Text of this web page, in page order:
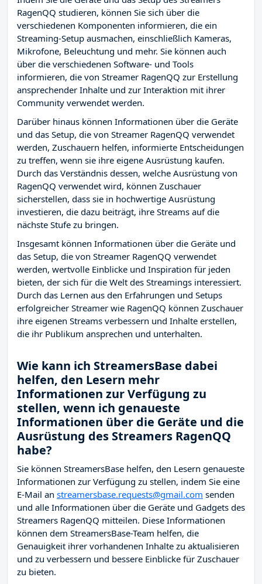
RagenQQ studieren, können Sie sich über die
verschiedenen Komponenten informieren, die ein
Streaming-Setup ausmachen, einschließlich Kameras,
Mikrofone, Beleuchtung und mehr. Sie können auch
über die verschiedenen Software- und Tools
informieren, die von Streamer RagenQQ zur Erstellung
ansprechender Inhalte und zur Interaktion mit ihrer
Community verwendet werden.
Darüber hinaus können Informationen über die Geräte
und das Setup, die von Streamer RagenQQ verwendet
werden, Zuschauern helfen, informierte Entscheidungen
zu treffen, wenn sie ihre eigene Ausrüstung kaufen.
Durch das Verständnis dessen, welche Ausrüstung von
RagenQQ verwendet wird, können Zuschauer
sicherstellen, dass sie in hochwertige Ausrüstung
investieren, die dazu beiträgt, ihre Streams auf die
nächste Stufe zu bringen.
Insgesamt können Informationen über die Geräte und
das Setup, die von Streamer RagenQQ verwendet
werden, wertvolle Einblicke und Inspiration für jeden
bieten, der sich für die Welt des Streamings interessiert.
Durch das Lernen aus den Erfahrungen und Setups
erfolgreicher Streamer wie RagenQQ können Zuschauer
ihre eigenen Streams verbessern und Inhalte erstellen,
die ihr Publikum ansprechen und unterhalten.
Wie kann ich StreamersBase dabei
helfen, den Lesern mehr
Informationen zur Verfügung zu
stellen, wenn ich genaueste
Informationen über die Geräte und die
Ausrüstung des Streamers RagenQQ
habe?
Sie können StreamersBase helfen, den Lesern genaueste
Informationen zur Verfügung zu stellen, indem Sie eine
E-Mail an streamersbase.requests@gmail.com senden
und alle Informationen über die Geräte und Gadgets des
Streamers RagenQQ mitteilen. Diese Informationen
können dem StreamersBase-Team helfen, die
Genauigkeit ihrer vorhandenen Inhalte zu aktualisieren
und zu verbessern und bessere Einblicke für Zuschauer
zu bieten.